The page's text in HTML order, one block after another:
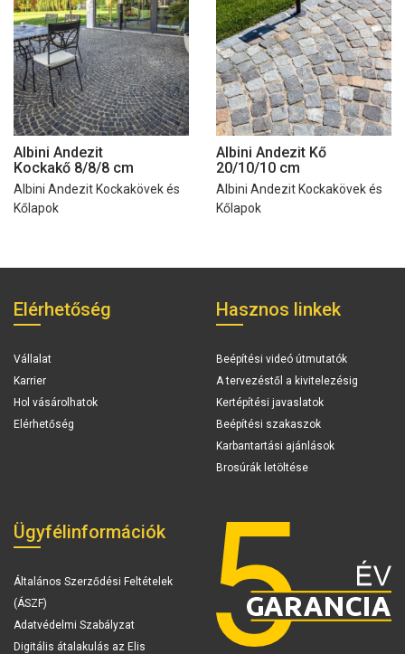
Albini Andezit
Kockakő 8/8/8 cm
Albini Andezit Kockakövek és
Kőlapok
Albini Andezit Kő
20/10/10 cm
Albini Andezit Kockakövek és
Kőlapok
Elérhetőség
Vállalat
Karrier
Hol vásárolhatok
Elérhetőség
Hasznos linkek
Beépítési videó útmutatók
A tervezéstől a kivitelezésig
Kertépítési javaslatok
Beépítési szakaszok
Karbantartási ajánlások
Brosúrák letöltése
Ügyfélinformációk
Általános Szerződési Feltételek
(ÁSZF)
Adatvédelmi Szabályzat
Digitális átalakulás az Elis